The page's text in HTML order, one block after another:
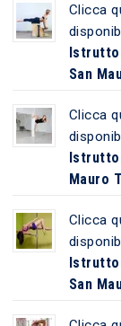
Clicca
San
Clicca
Mauro
Clicca
San